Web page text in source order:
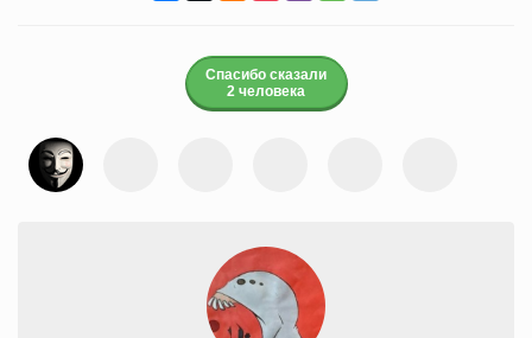
Спасибо сказали
2 человека